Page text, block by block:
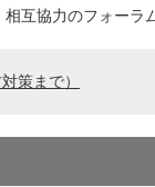
互協力のフォーラ
策まで）